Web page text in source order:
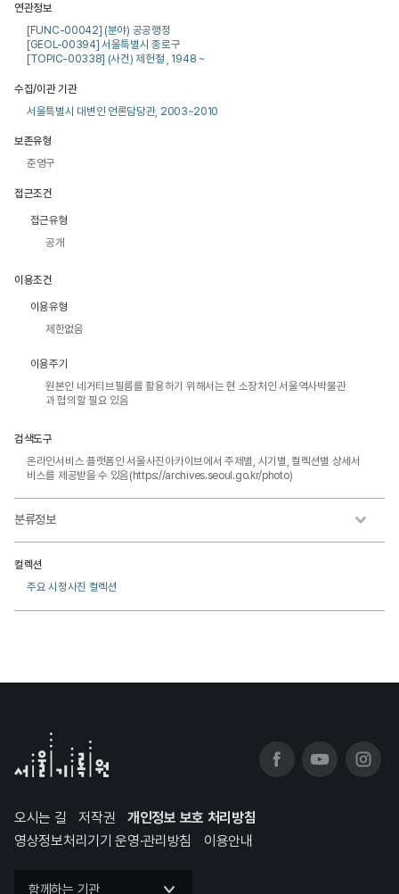
연관정보
[FUNC-00042] (분야) 공공행정
[GEOL-00394] 서울특별시 종로구
[TOPIC-00338] (사건) 제헌절 , 1948 ~
수집/이관 기관
서울특별시 대변인 언론담당관, 2003~2010
보존유형
준영구
접근조건
접근유형
공개
이용조건
이용유형
제한없음
이용주기
원본인 네거티브필름를 활용하기 위해서는 현 소장처인 서울역사박물관
과 협의할 필요 있음
검색도구
온라인서비스 플랫폼인 서울사진아카이브에서 주제별, 시기별, 컬렉션별 상세서
비스를 제공받을 수 있음(https://archives.seoul.go.kr/photo)
분류정보
컬렉션
주요 시정사진 컬렉션
오시는 길 저작권
개인정보 보호 처리방침
영상정보처리기기 운영·관리방침
이용안내
함께하는 기관